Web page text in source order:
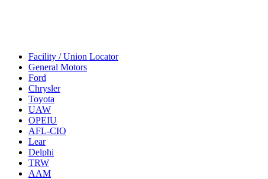
Facility / Union Locator
General Motors
Ford
Chrysler
Toyota
UAW
OPEIU
AFL-CIO
Lear
Delphi
TRW
AAM